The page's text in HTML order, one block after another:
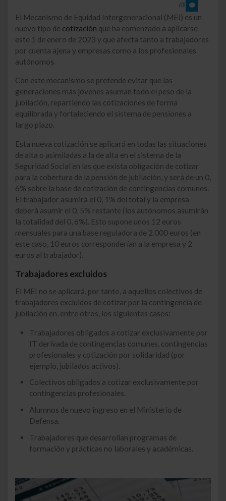
(0)
El Mecanismo de Equidad Intergeneracional (MEI) es un
nuevo tipo de cotización que ha comenzado a aplicarse
este 1 de enero de 2023 y que afecta tanto a trabajadores
por cuenta ajena y empresas como a los profesionales
autónomos.
Con este mecanismo se pretende evitar que las
generaciones más jóvenes asuman todo el peso de la
jubilación, repartiendo las cotizaciones de forma
equilibrada y fortaleciendo el sistema de pensiones a
largo plazo.
Esta nueva cotización se aplicará en todas las situaciones
de alta o asimiladas a la de alta en el sistema de la
Seguridad Social en las que exista obligación de cotizar
para la cobertura de la pensión de jubilación, y será de un 0,
6% sobre la base de cotización de contingencias comunes.
El trabajador asumirá el 0, 1% del total y la empresa
deberá asumir el 0, 5% restante (los autónomos asumirán
la totalidad del 0, 6%). Esto supone unos 12 euros
mensuales para una base reguladora de 2.000 euros (en
este caso, 10 euros corresponderían a la empresa y 2
euros al trabajador).
Trabajadores excluidos
El MEI no se aplicará, por tanto, a aquellos colectivos de
trabajadores excluidos de cotizar por la contingencia de
jubilación en, entre otros, los siguientes casos:
Trabajadores obligados a cotizar exclusivamente por
IT derivada de contingencias comunes, contingencias
profesionales y cotización por solidaridad (por
ejemplo, jubilados activos).
Colectivos obligados a cotizar exclusivamente por
contingencias profesionales.
Alumnos de nuevo ingreso en el Ministerio de
Defensa.
Trabajadores que desarrollan programas de
formación y prácticas no laborales y académicas.